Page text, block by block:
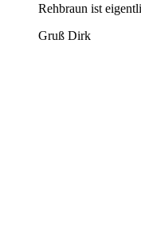
Rehbraun ist
Gruß Dirk